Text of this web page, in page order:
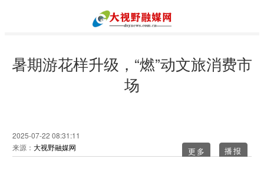
暑期游花样升级，“燃”动文旅消费市
场
2025-07-22 08:31:11
来源： 大视野融媒网 更多